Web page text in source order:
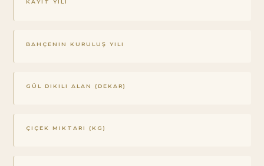
KAYIT YILI
BAHÇENIN KURULUŞ YILI
GÜL DIKILI ALAN (DEKAR)
ÇIÇEK MIKTARI (KG)